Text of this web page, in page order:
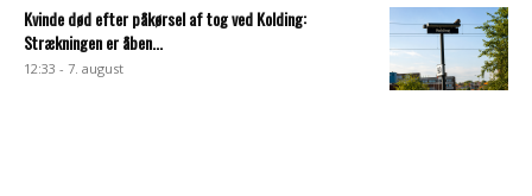
Kvinde død efter påkørsel af tog ved Kolding:
Strækningen er åben...
12:33 - 7. august